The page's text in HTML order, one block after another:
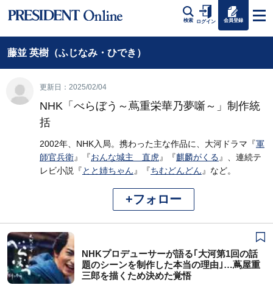
検索 ログイン 会員登録
藤並 英樹（ふじなみ・ひでき）
更新日：2025/02/04
NHK「べらぼう～蔦重栄華乃夢噺～」制作統
括
2002年、NHK入局。携わった主な作品に、大河ドラマ『軍
師官兵衛』『おんな城主 直虎』『麒麟がくる 』、連続テ
レビ小説『とと姉ちゃん 』『ちむどんどん 』など。
+フォロー
NHKプロデューサーが語る｢大河第1回の話
題のシーンを制作した本当の理由｣…蔦屋重
三郎を描くため決めた覚悟